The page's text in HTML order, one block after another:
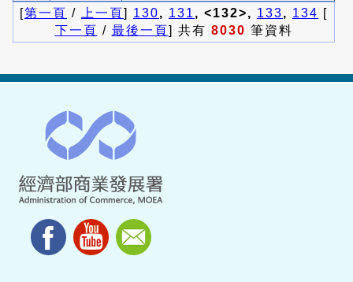
[第一頁 / 上一頁] 130, 131 , <132>, 133, 134 [
下一頁 / 最後一頁] 共有 8030 筆資料